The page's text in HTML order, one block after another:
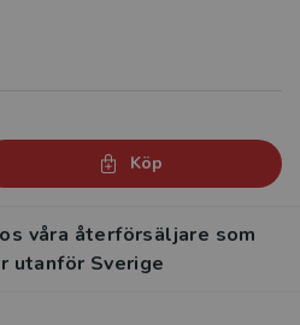
Köp
våra återförsäljare som
utanför Sverige